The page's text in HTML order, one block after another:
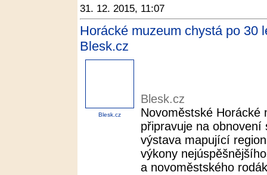
31. 12. 2015, 11:07
Horácké muzeum chystá po 30
Blesk.cz
Blesk.cz
Blesk.cz
Novoměstské Horácké
připravuje na
výstava mapující
výkony
a novoměstského